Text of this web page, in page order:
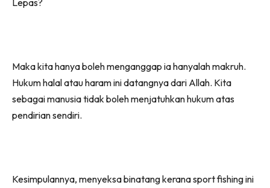
Maka kita hanya boleh menganggap ia hanyalah makruh.
Hukum halal atau haram ini datangnya dari Allah. Kita
sebagai manusia tidak boleh menjatuhkan hukum atas
pendirian sendiri.
Kesimpulannya, menyeksa binatang kerana sport fishing ini